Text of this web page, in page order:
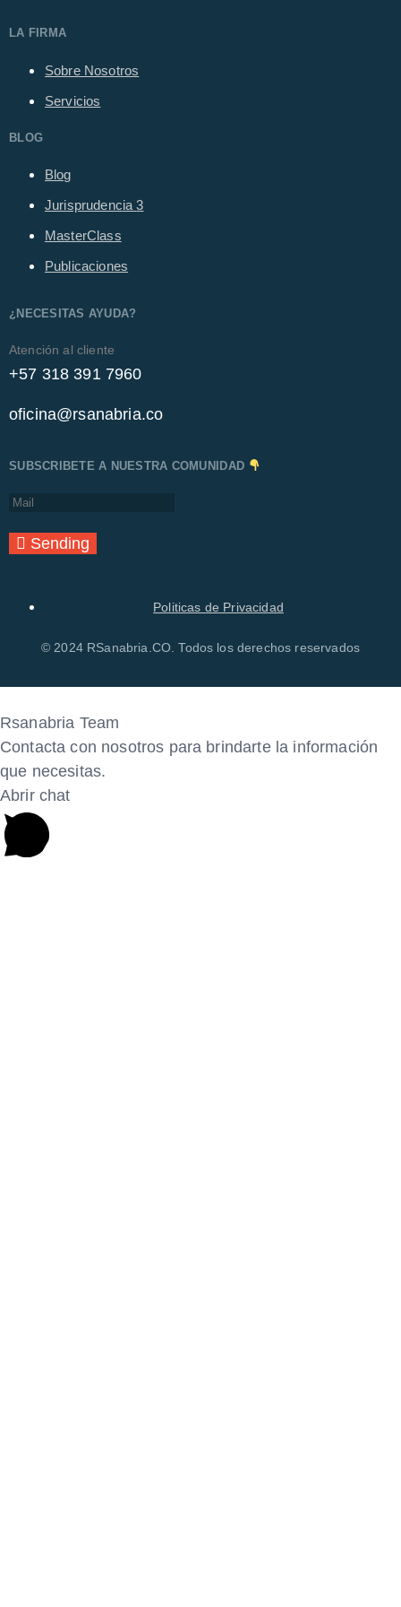
LA FIRMA
Sobre Nosotros
Servicios
BLOG
Blog
Jurisprudencia3
MasterClass
Publicaciones
¿NECESITAS AYUDA?
Atención al cliente
+57 318 391 7960
oficina@rsanabria.co
SUBSCRIBETE A NUESTRA COMUNIDAD
Sending
Politicas de Privacidad
© 2024 RSanabria.CO. Todos los derechos reservados
Rsanabria Team
Contacta con nosotros para brindarte la información
que necesitas.
Abrir chat